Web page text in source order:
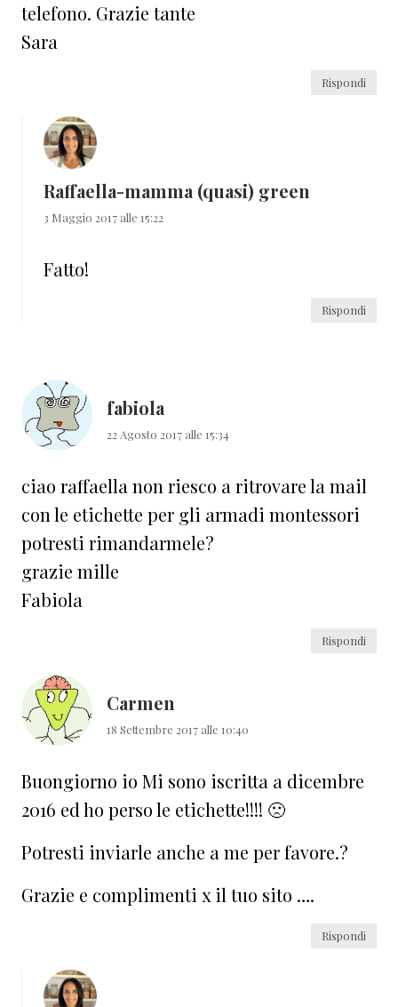
telefono. Grazie tante
Sara
Rispondi
Raffaella-mamma (quasi) green
3 Maggio 2017 alle 15:22
Fatto!
Rispondi
fabiola
22 Agosto 2017 alle 15:34
ciao raffaella non riesco a ritrovare la mail
con le etichette per gli armadi montessori
potresti rimandarmele?
grazie mille
Fabiola
Rispondi
Carmen
18 Settembre 2017 alle 10:40
Buongiorno io Mi sono iscritta a dicembre
2016 ed ho perso le etichette!!!! 🙁
Potresti inviarle anche a me per favore.?
Grazie e complimenti x il tuo sito ….
Rispondi